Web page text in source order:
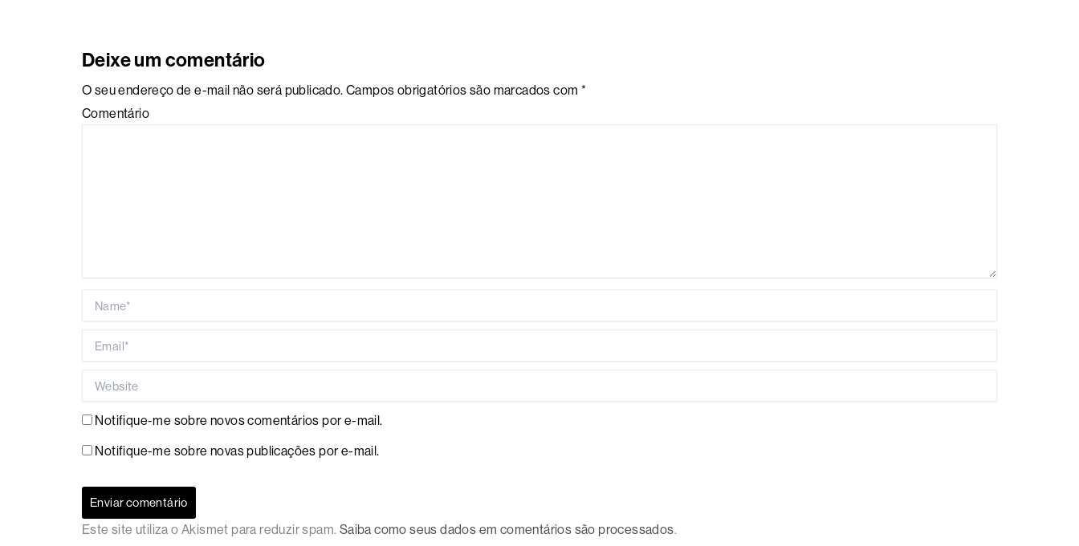
Deixe um comentário
O seu endereço de e-mail não será publicado. Campos obrigatórios são marcados com *
Comentário
Notifique-me sobre novos comentários por e-mail.
Notifique-me sobre novas publicações por e-mail.
Este site utiliza o Akismet para reduzir spam. Saiba como seus dados em comentários são processados.